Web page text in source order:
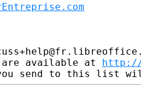
available at